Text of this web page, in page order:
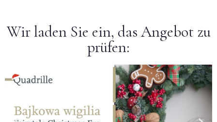
Wir laden Sie ein, das Angebot zu
prüfen: